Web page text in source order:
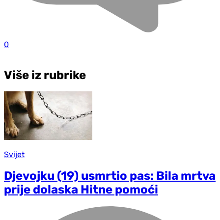
0
Više iz rubrike
Svijet
Djevojku (19) usmrtio pas: Bila mrtva
prije dolaska Hitne pomoći